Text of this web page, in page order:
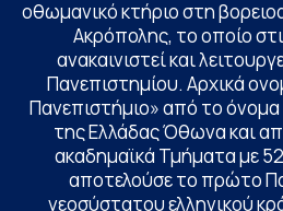
οθωμανικό κτήριο στη
Ακρόπολης, το οποίο
ανακαινιστεί και
Πανεπιστημίου. Αρχικά
Πανεπιστήμιο» από το
της Ελλάδας Όθωνα και
ακαδημαϊκά Τμήματα με
αποτελούσε το πρώτο
νεοσύστατου ελληνικού